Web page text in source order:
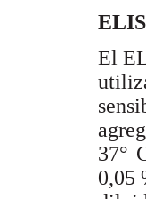
El
37°
0,05